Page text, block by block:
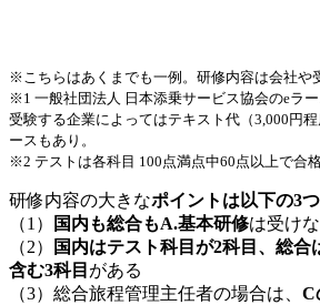
※こちらはあくまでも一例。研修内容は会社や
※1 一般社団法人 日本添乗サービス協会のeラー
受験する企業によってはテキスト代（3,000円
ースもあり。
※2 テストは各科目 100点満点中60点以上で合格
研修内容の大きなポイントは以下の3つ
（1）
国内も総合もA.基本研修は受け
（2）
国内はテスト科目が2科目、総合
含む3科目 がある
（3）総合旅程管理主任者の場合は、 C